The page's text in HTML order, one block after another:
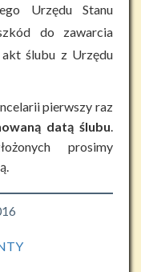
Urzędu Stanu
do zawarcia
akt ślubu z Urzędu
pierwszy raz
datą ślubu.
prosimy